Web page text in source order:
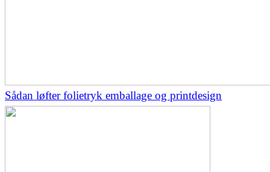
Sådan løfter folietryk emballage og printdesign